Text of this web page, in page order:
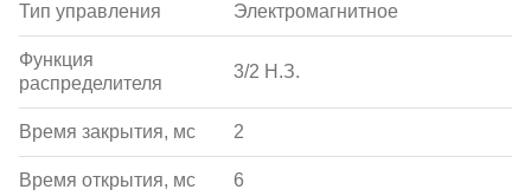
Тип управления Электромагнитное
Функция
распределителя
3/2 Н.З.
Время закрытия, мс 2
Время открытия, мс 6